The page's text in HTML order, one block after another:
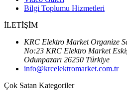
Bilgi Toplumu Hizmetleri
İLETİŞİM
KRC Elektro Market Organize
No:23 KRC Elektro Market
Odunpazarı 26250 Türkiye
info@krcelektromarket.com.tr
Çok Satan Kategoriler